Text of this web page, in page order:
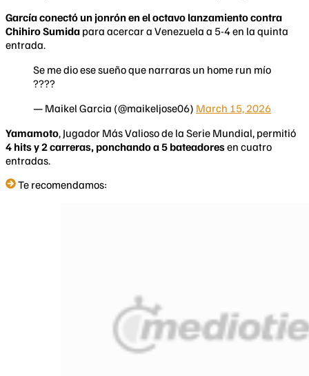
García conectó un jonrón en el octavo lanzamiento contra
Chihiro Sumida para acercar a Venezuela a 5-4 en la quinta
entrada.
Se me dio ese sueño que narraras un home run mío
????
— Maikel Garcia (@maikeljose06) March 15, 2026
Yamamoto, Jugador Más Valioso de la Serie Mundial, permitió
4 hits y 2 carreras, ponchando a 5 bateadoresen cuatro
entradas.
Te recomendamos: